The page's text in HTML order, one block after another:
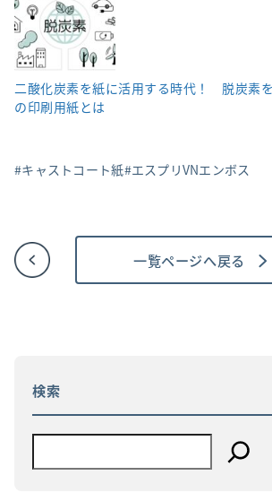
二酸化炭素を紙に活用する時代！ 脱炭素
の印刷用紙とは
キャストコート紙 エスプリVNエンボス
一覧ページへ戻る
検索